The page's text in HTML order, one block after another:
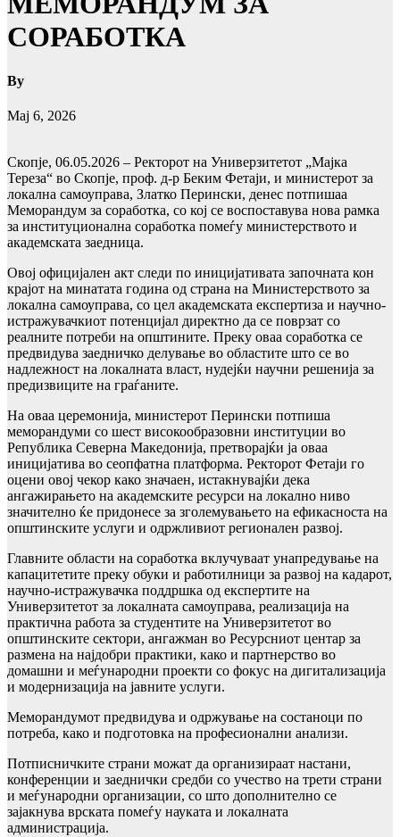
СОРАБОТКА
By
Мај 6, 2026
Скопје, 06.05.2026 – Ректорот на Универзитетот „Мајка
Тереза“ во Скопје, проф. д-р Беким Фетаји, и министерот за
локална самоуправа, Златко Перински, денес потпишаа
Меморандум за соработка, со кој се воспоставува нова рамка
за институционална соработка помеѓу министерството и
академската заедница.
Овој официјален акт следи по иницијативата започната кон
крајот на минатата година од страна на Министерството за
локална самоуправа, со цел академската експертиза и научно-
истражувачкиот потенцијал директно да се поврзат со
реалните потреби на општините. Преку оваа соработка се
предвидува заедничко делување во областите што се во
надлежност на локалната власт, нудејќи научни решенија за
предизвиците на граѓаните.
На оваа церемонија, министерот Перински потпиша
меморандуми со шест високообразовни институции во
Република Северна Македонија, претворајќи ја оваа
иницијатива во сеопфатна платформа. Ректорот Фетаји го
оцени овој чекор како значаен, истакнувајќи дека
ангажирањето на академските ресурси на локално ниво
значително ќе придонесе за зголемувањето на ефикасноста на
општинските услуги и одржливиот регионален развој.
Главните области на соработка вклучуваат унапредување на
капацитетите преку обуки и работилници за развој на кадарот,
научно-истражувачка поддршка од експертите на
Универзитетот за локалната самоуправа, реализација на
практична работа за студентите на Универзитетот во
општинските сектори, ангажман во Ресурсниот центар за
размена на најдобри практики, како и партнерство во
домашни и меѓународни проекти со фокус на дигитализација
и модернизација на јавните услуги.
Меморандумот предвидува и одржување на состаноци по
потреба, како и подготовка на професионални анализи.
Потписничките страни можат да организираат настани,
конференции и заеднички средби со учество на трети страни
и меѓународни организации, со што дополнително се
зајакнува врската помеѓу науката и локалната
администрација.